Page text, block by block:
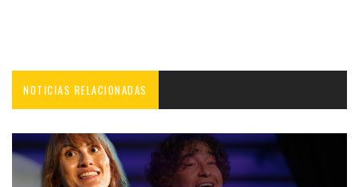
NOTICIAS RELACIONADAS